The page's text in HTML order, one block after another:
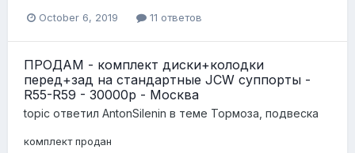
October 6, 2019 11 ответов
ПРОДАМ - комплект диски+колодки
перед+зад на стандартные JCW суппорты -
R55-R59 - 30000р - Москва
topic ответил AntonSilenin в теме Тормоза, подвеска
комплект продан